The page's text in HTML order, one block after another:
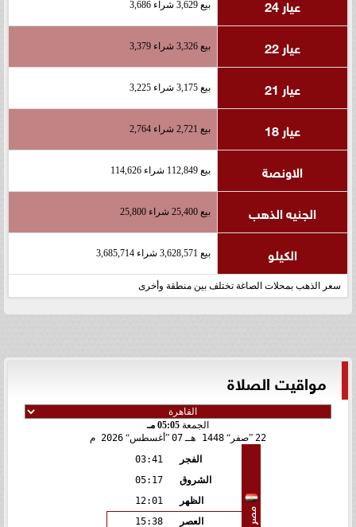
عيار 24
بيع 3,629 شراء 3,686
عيار 22 بيع 3,326 شراء 3,379
عيار 21 بيع 3,175 شراء 3,225
عيار 18 بيع 2,721 شراء 2,764
الاونصة بيع 112,849 شراء 114,626
الجنيه الذهب بيع 25,400 شراء 25,800
الكيلو بيع 3,628,571 شراء 3,685,714
سعر الذهب بمحلات الصاغة تختلف بين منطقة وأخرى
مواقيت الصلاة
الجمعة 05:05 مـ
22 صفر 1448 هـ 07 أغسطس 2026 م
مصر
الفجر
03:41
الشروق
05:17
الظهر
12:01
العصر
15:38